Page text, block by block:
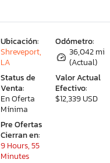
Odómetro:
36,042 mi
(Actual)
Valor Actual
Efectivo:
$12,339 USD
Ubicación:
Shreveport,
LA
Status de
Venta:
En Oferta
Mínima
Pre Ofertas
Cierran en:
9 Hours, 55
Minutes